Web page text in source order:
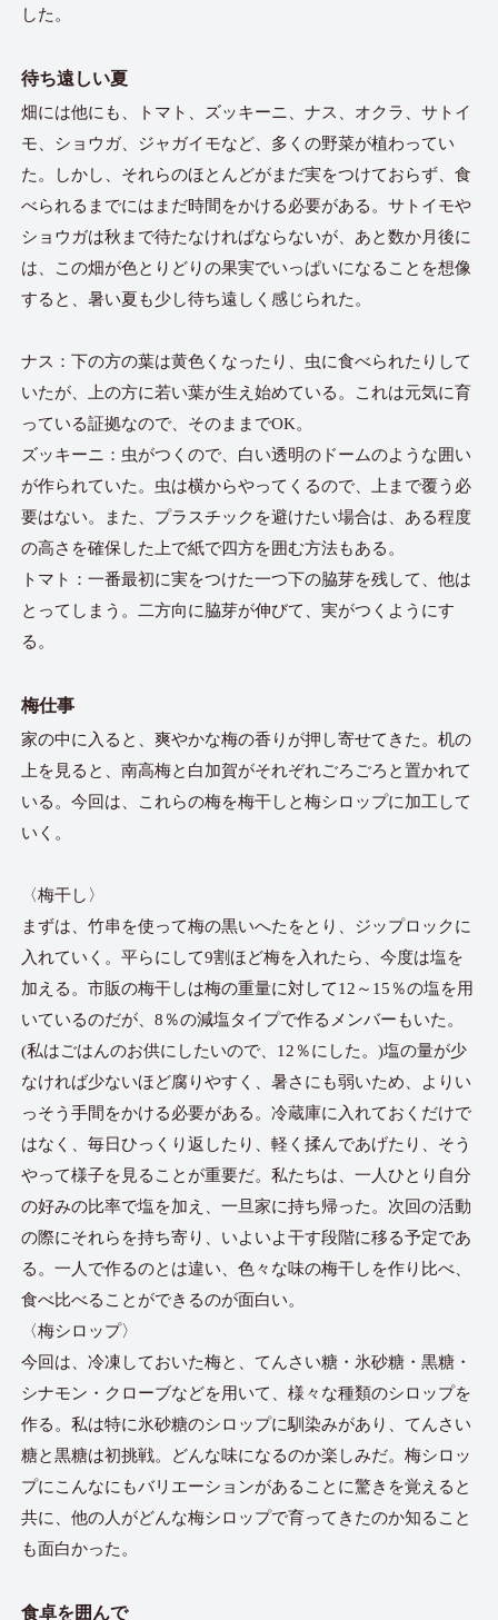
した。
待ち遠しい夏
畑には他にも、トマト、ズッキーニ、ナス、オクラ、サトイ
モ、ショウガ、ジャガイモなど、多くの野菜が植わってい
た。しかし、それらのほとんどがまだ実をつけておらず、食
べられるまでにはまだ時間をかける必要がある。サトイモや
ショウガは秋まで待たなければならないが、あと数か月後に
は、この畑が色とりどりの果実でいっぱいになることを想像
すると、暑い夏も少し待ち遠しく感じられた。
ナス：下の方の葉は黄色くなったり、虫に食べられたりして
いたが、上の方に若い葉が生え始めている。これは元気に育
っている証拠なので、そのままでOK。
ズッキーニ：虫がつくので、白い透明のドームのような囲い
が作られていた。虫は横からやってくるので、上まで覆う必
要はない。また、プラスチックを避けたい場合は、ある程度
の高さを確保した上で紙で四方を囲む方法もある。
トマト：一番最初に実をつけた一つ下の脇芽を残して、他は
とってしまう。二方向に脇芽が伸びて、実がつくようにす
る。
梅仕事
家の中に入ると、爽やかな梅の香りが押し寄せてきた。机の
上を見ると、南高梅と白加賀がそれぞれごろごろと置かれて
いる。今回は、これらの梅を梅干しと梅シロップに加工して
いく。
〈梅干し〉
まずは、竹串を使って梅の黒いへたをとり、ジップロックに
入れていく。平らにして9割ほど梅を入れたら、今度は塩を
加える。市販の梅干しは梅の重量に対して12～15％の塩を用
いているのだが、8％の減塩タイプで作るメンバーもいた。
(私はごはんのお供にしたいので、12％にした。)塩の量が少
なければ少ないほど腐りやすく、暑さにも弱いため、よりい
っそう手間をかける必要がある。冷蔵庫に入れておくだけで
はなく、毎日ひっくり返したり、軽く揉んであげたり、そう
やって様子を見ることが重要だ。私たちは、一人ひとり自分
の好みの比率で塩を加え、一旦家に持ち帰った。次回の活動
の際にそれらを持ち寄り、いよいよ干す段階に移る予定であ
る。一人で作るのとは違い、色々な味の梅干しを作り比べ、
食べ比べることができるのが面白い。
〈梅シロップ〉
今回は、冷凍しておいた梅と、てんさい糖・氷砂糖・黒糖・
シナモン・クローブなどを用いて、様々な種類のシロップを
作る。私は特に氷砂糖のシロップに馴染みがあり、てんさい
糖と黒糖は初挑戦。どんな味になるのか楽しみだ。梅シロッ
プにこんなにもバリエーションがあることに驚きを覚えると
共に、他の人がどんな梅シロップで育ってきたのか知ること
も面白かった。
食卓を囲んで